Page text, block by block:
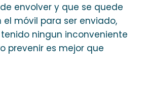
envolver y que se quede
móvil para ser enviado,
ningun inconveniente
prevenir es mejor que